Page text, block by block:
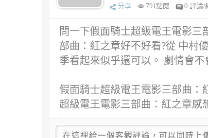
分享 791點閱 0 評論/
問一下假面騎士超級電王電影三
部曲：紅之章好不好看?從 中村
季看起來似乎還可以。 劇情會不
假面騎士超級電王電影三部曲：
超級電王電影三部曲：紅之章感